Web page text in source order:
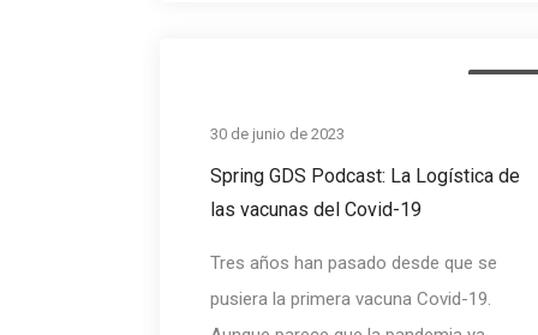
30 de junio de 2023
Spring GDS Podcast: La Logística de
las vacunas del Covid-19
Tres años han pasado desde que se
pusiera la primera vacuna Covid-19.